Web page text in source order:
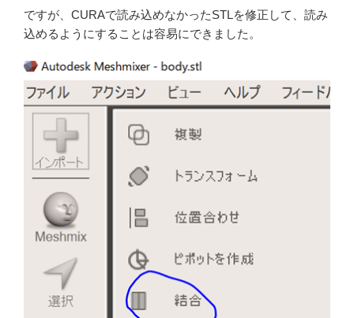
ですが、CURAで読み込めなかったSTLを修正して、読み
込めるようにすることは容易にできました。